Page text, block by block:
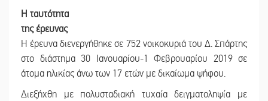
Η ταυτότητα
της έρευνας
Η έρευνα διενεργήθηκε σε 752 νοικοκυριά του Δ. Σπάρτης
στο διάστημα 30 Ιανουαρίου-1 Φεβρουαρίου 2019 σε
άτομα ηλικίας άνω των 17 ετών με δικαίωμα ψήφου.
Διεξήχθη με πολυσταδιακή τυχαία δειγματοληψία με